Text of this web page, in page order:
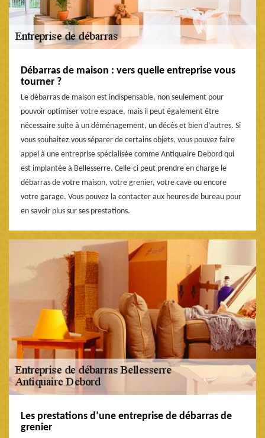
Débarras de maison : vers quelle entreprise vous
tourner ?
Le débarras de maison est indispensable, non seulement pour
pouvoir optimiser votre espace, mais il peut également être
nécessaire suite à un déménagement, un décès et bien d’autres. Si
vous souhaitez vous séparer de certains objets, vous pouvez faire
appel à une entreprise spécialisée comme Antiquaire Debord qui
est implantée à Bellesserre. Celle-ci peut prendre en charge le
débarras de votre maison, votre grenier, votre cave ou encore
votre garage. Vous pouvez la contacter aux heures de bureau pour
en savoir plus sur ses prestations.
Les prestations d’une entreprise de débarras de
grenier